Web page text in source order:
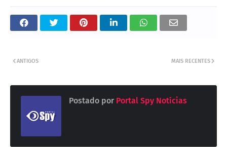
MAIS RECENTES
ANTIGOS
Postado por Portal Spy Notícias